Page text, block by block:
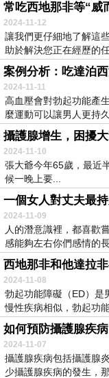
常吃西地那非等“威
2024-11-12
讓我們更仔細地了解這
助於解決您正在經歷的
案例分析：吃達泊
2024-11-11
高血壓會對勃起功能產
麼運動可以讓男人更持
攝護腺增生，困擾
2024-11-10
張大爺今年65歲，最近
候一晚上要...
一個女人對丈夫最
2024-11-09
人的潛意識裡，都喜歡
感能夠左右你們感情的
2024-11-08
勃起功能障礙（ED）是
慢性疾病相似，勃起功能
如何預防攝護腺疾病
2024-11-07
攝護腺疾病包括攝護腺
少攝護腺疾病的發生，那